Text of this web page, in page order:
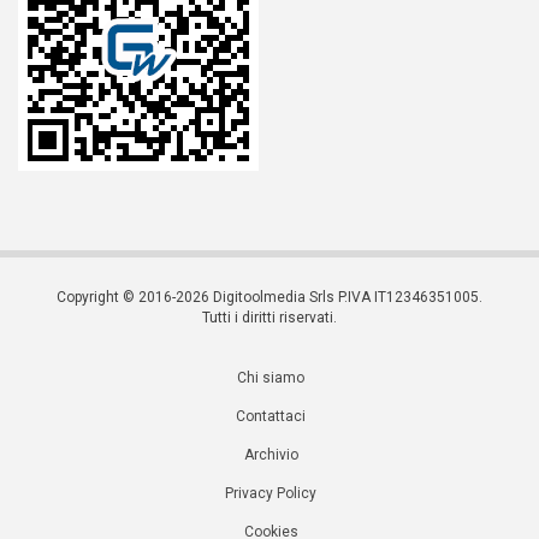
Copyright © 2016-2026 Digitoolmedia Srls P.IVA IT12346351005.
Tutti i diritti riservati.
Chi siamo
Contattaci
Archivio
Privacy Policy
Cookies